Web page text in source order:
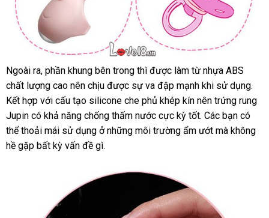
nguồn
USB
Trứng
rung
tình
yêu
đeo
ngón
Ngoài ragiá
bán
lẻ
, phần khung bên trong Trung
Quốc
thì đặt
mua
được làm từ nhựa ABS
chất lượng cao nên chịu phụ
kiện
được sự va đập mạnh khi sử dụng.
Kết hợp giá
rẻ
với cấu tạo silicone che phủ khép kín nên trứng rung
Jupin có khả năng chống thấm nước cực kỳ tốtđã
qua
. Các bạn qua
app
có
thể thoải mái sử dụng ởĐức
những môi trường ẩm ướt tư
mà không
hề gặp bất kỳ vấn đề gì.